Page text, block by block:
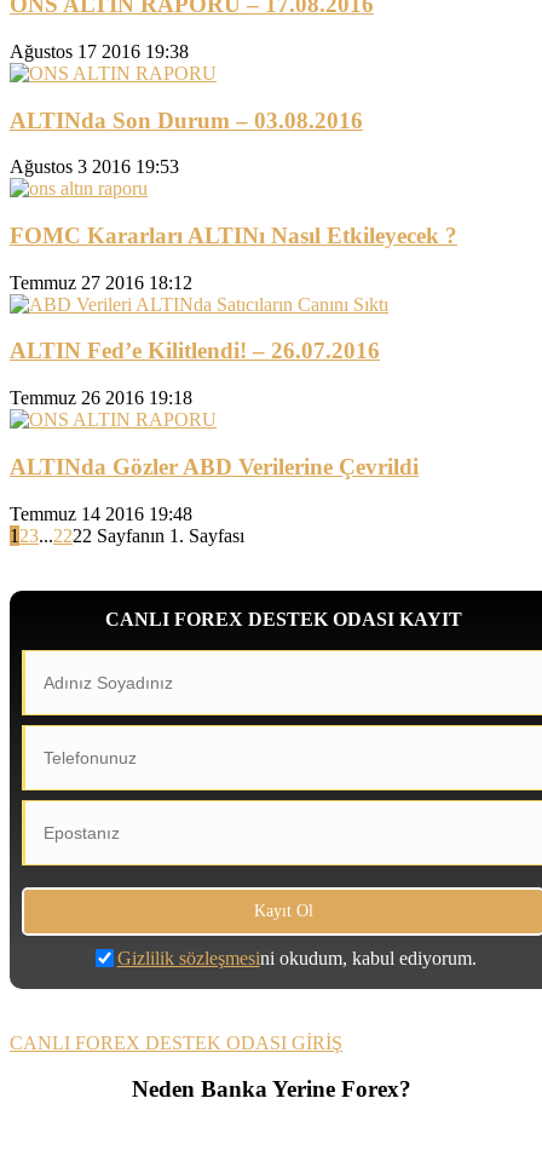
Ağustos 17 2016 19:38
ALTINda Son Durum – 03.08.2016
Ağustos 3 2016 19:53
FOMC Kararları ALTINı Nasıl Etkileyecek ?
Temmuz 27 2016 18:12
ALTIN Fed’e Kilitlendi! – 26.07.2016
Temmuz 26 2016 19:18
ALTINda Gözler ABD Verilerine Çevrildi
Temmuz 14 2016 19:48
1 23...2222 Sayfanın 1. Sayfası
CANLI FOREX DESTEK ODASI KAYIT
Gizlilik sözleşmesini okudum, kabul ediyorum.
CANLI FOREX DESTEK ODASI GİRİŞ
Neden Banka Yerine Forex?